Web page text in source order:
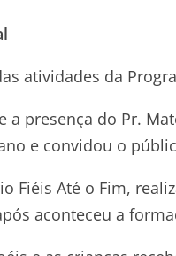
atividades da
presença do Pr.
e convidou o
Fiéis Até o Fim,
aconteceu a